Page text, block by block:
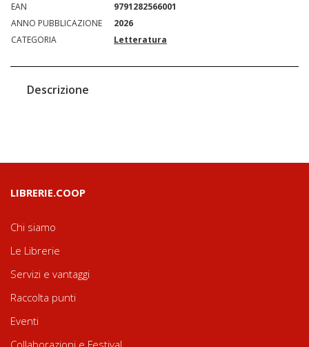
EAN
9791282566001
ANNO PUBBLICAZIONE
2026
CATEGORIA
Letteratura
Descrizione
LIBRERIE.COOP
Chi siamo
Le Librerie
Servizi e vantaggi
Raccolta punti
Eventi
Collaborazioni e Festival